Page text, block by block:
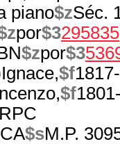
piano$zSéc.
por$3295835
$zpor$3
Ignace,$f
$f
RPC
$sM.P.